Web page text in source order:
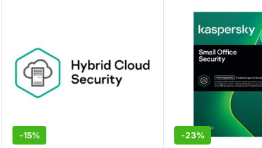
-15%
(ELETTRONICA)
-23%